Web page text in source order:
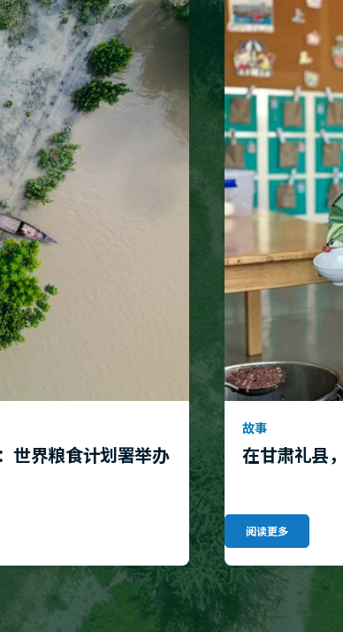
世界粮食计划署举办
故事
在甘肃礼县
阅读更多